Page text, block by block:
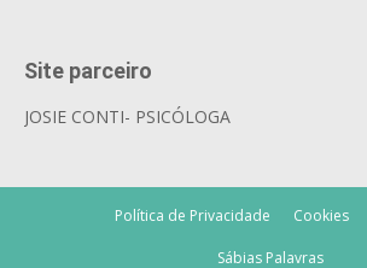
Site parceiro
JOSIE CONTI- PSICÓLOGA
Política de Privacidade Cookies
Sábias Palavras